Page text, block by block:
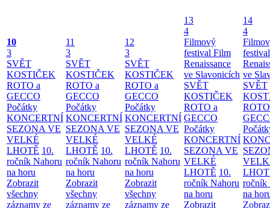
10
3
SVĚT
KOSTIČEK
ROTO a
GECCO
Počátky
KONCERTNÍ
SEZONA VE
VELKÉ
LHOTĚ 10.
ročník Nahoru
na horu
Zobrazit
všechny
záznamy ze
11
3
SVĚT
KOSTIČEK
ROTO a
GECCO
Počátky
KONCERTNÍ
SEZONA VE
VELKÉ
LHOTĚ 10.
ročník Nahoru
na horu
Zobrazit
všechny
záznamy ze
12
3
SVĚT
KOSTIČEK
ROTO a
GECCO
Počátky
KONCERTNÍ
SEZONA VE
VELKÉ
LHOTĚ 10.
ročník Nahoru
na horu
Zobrazit
všechny
záznamy ze
13
4
Filmový
festival Film
Renaissance
ve Slavonicích
SVĚT
KOSTIČEK
ROTO a
GECCO
Počátky
KONCERTNÍ
SEZONA VE
VELKÉ
LHOTĚ 10.
ročník Nahoru
na horu
Zobrazit
14
4
ve
SVĚT
ročník
na